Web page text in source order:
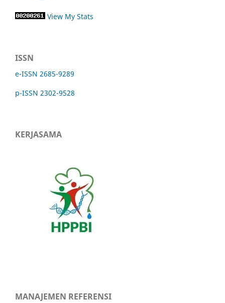
View My Stats
ISSN
e-ISSN 2685-9289
p-ISSN 2302-9528
KERJASAMA
MANAJEMEN REFERENSI